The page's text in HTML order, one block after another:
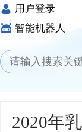
用户登录
智能机器人
2020年